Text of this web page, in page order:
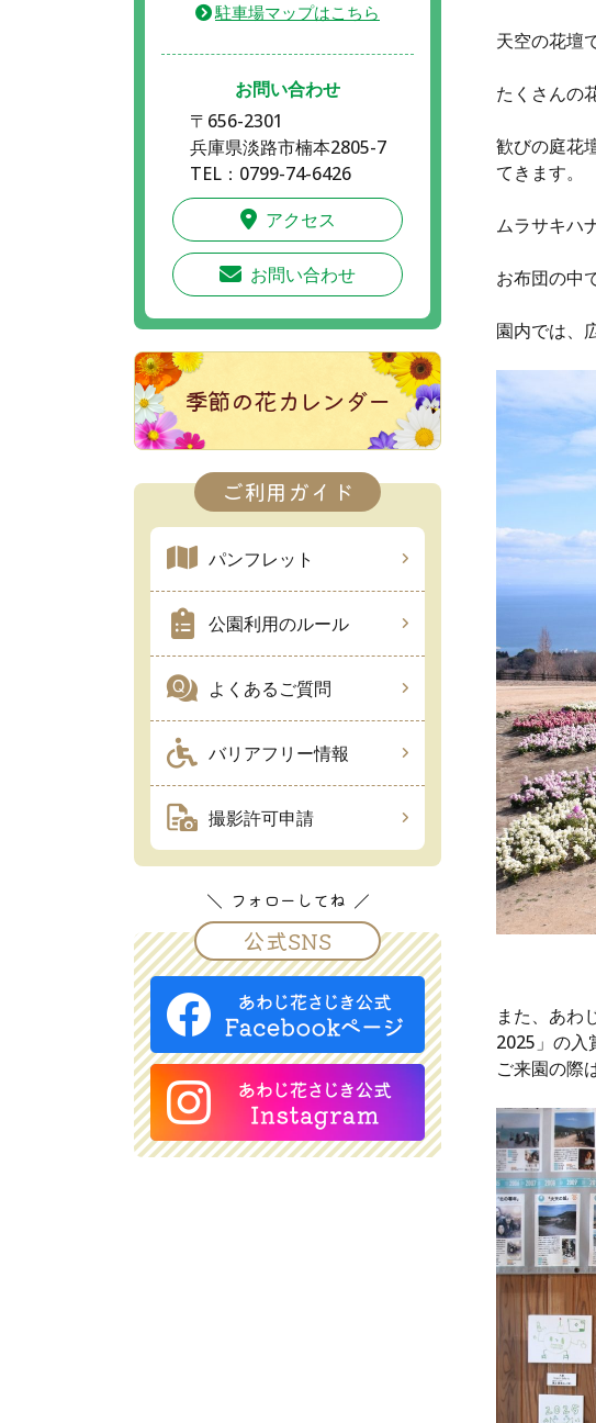
天空の花壇
たくさんの
歓びの庭花
てきます。
ムラサキハ
お布団の中
園内では、
また、あわ
2025」の入
ご来園の際
駐車場マップはこちら
お問い合わせ
〒656-2301
兵庫県淡路市楠本2805-7
TEL：0799-74-6426
アクセス
お問い合わせ
季節の花カレンダー
ご利用ガイド
パンフレット
公園利用のルール
よくあるご質問
バリアフリー情報
撮影許可申請
フォローしてね
公式SNS